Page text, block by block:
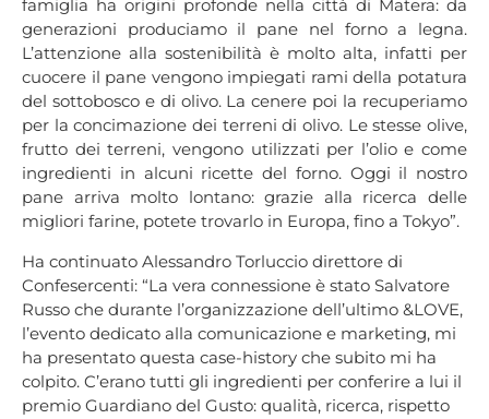
famiglia ha origini profonde nella città di Matera: da
generazioni produciamo il pane nel forno a legna.
L’attenzione alla sostenibilità è molto alta, infatti per
cuocere il pane vengono impiegati rami della potatura
del sottobosco e di olivo. La cenere poi la recuperiamo
per la concimazione dei terreni di olivo. Le stesse olive,
frutto dei terreni, vengono utilizzati per l’olio e come
ingredienti in alcuni ricette del forno. Oggi il nostro
pane arriva molto lontano: grazie alla ricerca delle
migliori farine, potete trovarlo in Europa, fino a Tokyo”.
Ha continuato Alessandro Torluccio direttore di
Confesercenti: “La vera connessione è stato Salvatore
Russo che durante l’organizzazione dell’ultimo &LOVE,
l’evento dedicato alla comunicazione e marketing, mi
ha presentato questa case-history che subito mi ha
colpito. C’erano tutti gli ingredienti per conferire a lui il
premio Guardiano del Gusto: qualità, ricerca, rispetto